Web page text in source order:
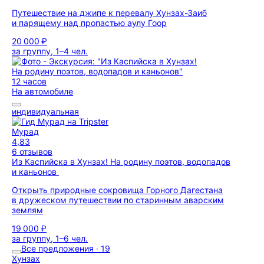
Путешествие на джипе к перевалу Хунзах-Заиб
и парящему над пропастью аулу Гоор
20 000 ₽
за группу, 1–4 чел.
12 часов
На автомобиле
индивидуальная
Мурад
4,83
6 отзывов
Из Каспийска в Хунзах! На родину поэтов, водопадов
и каньонов
Открыть природные сокровища Горного Дагестана
в дружеском путешествии по старинным аварским
землям
19 000 ₽
за группу, 1–6 чел.
Все предложения · 19
Хунзах